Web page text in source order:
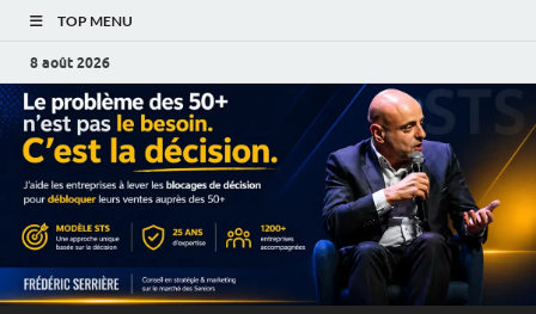
TOP MENU
8 août 2026